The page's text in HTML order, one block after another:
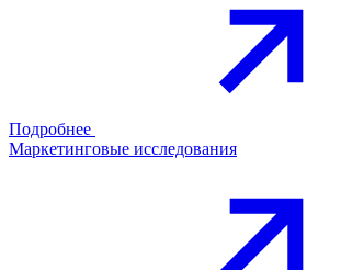
Подробнее
Маркетинговые исследования